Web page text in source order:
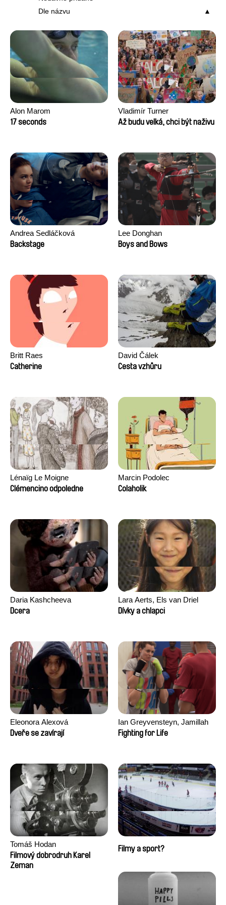
Dle názvu
Alon Marom
17 seconds
Vladimír Turner
Až budu velká, chci být naživu
Andrea Sedláčková
Backstage
Lee Donghan
Boys and Bows
Britt Raes
Catherine
David Čálek
Cesta vzhůru
Lénaïg Le Moigne
Clémencino odpoledne
Marcin Podolec
Colaholik
Daria Kashcheeva
Dcera
Lara Aerts, Els van Driel
Dívky a chlapci
Eleonora Alexová
Dveře se zavírají
Ian Greyvensteyn, Jamillah
van der Hulst
Fighting for Life
Tomáš Hodan
Filmový dobrodruh Karel
Zeman
Filmy a sport?